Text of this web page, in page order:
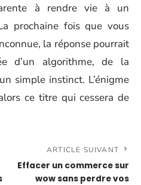
à rendre vie à un
prochaine fois que vous
la réponse pourrait
d’un algorithme, de la
simple instinct. L’énigme
ce titre qui cessera de
ARTICLE SUIVANT
Effacer un commerce sur
wow sans perdre vos